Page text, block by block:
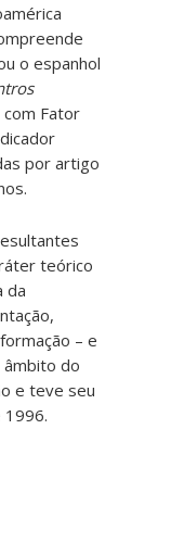
o espanhol
Fator
por artigo
teórico
da
– e
âmbito do
e teve seu
1996.